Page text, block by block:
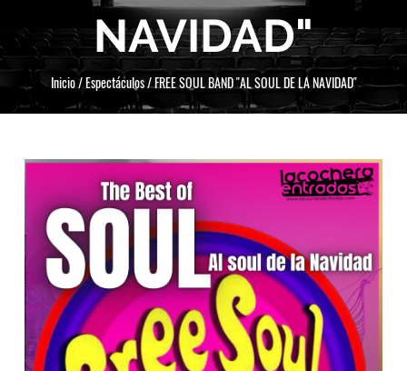
NAVIDAD"
Inicio/Espectáculos/FREE SOUL BAND "AL SOUL DE LA NAVIDAD"